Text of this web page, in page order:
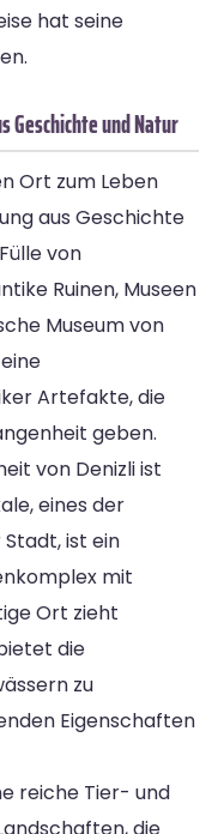
hat seine
Geschichte und Natur
Ort zum Leben
aus Geschichte
von
Ruinen, Museen
Museum von
Artefakte, die
geben.
von Denizli ist
eines der
ist ein
mit
Ort zieht
die
zu
Eigenschaften
reiche Tier- und
die